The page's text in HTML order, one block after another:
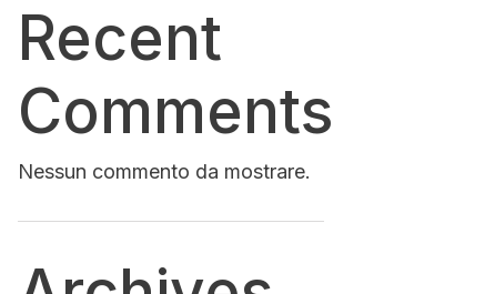
Recent
Comments
Nessun commento da mostrare.